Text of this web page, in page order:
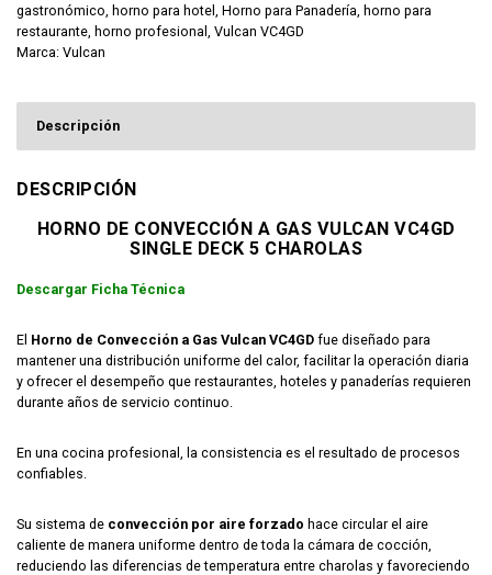
gastronómico horno para hotel Horno para Panadería horno para
restaurante horno profesional Vulcan VC4GD
Marca: Vulcan
Descripción
DESCRIPCIÓN
HORNO DE CONVECCIÓN A GAS VULCAN VC4GD
SINGLE DECK 5 CHAROLAS
Descargar Ficha Técnica
El Horno de Convección a Gas Vulcan VC4GD fue diseñado para
mantener una distribución uniforme del calor, facilitar la operación diaria
y ofrecer el desempeño que restaurantes, hoteles y panaderías requieren
durante años de servicio continuo.
En una cocina profesional, la consistencia es el resultado de procesos
confiables.
Su sistema de convección por aire forzado hace circular el aire
caliente de manera uniforme dentro de toda la cámara de cocción,
reduciendo las diferencias de temperatura entre charolas y favoreciendo